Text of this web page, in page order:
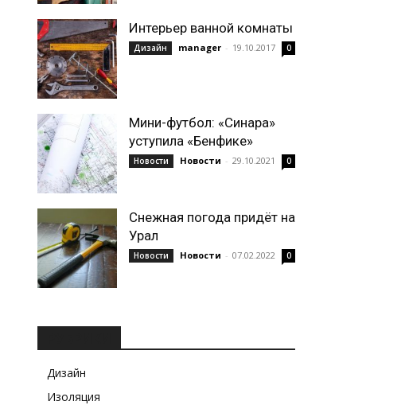
Интерьер ванной комнаты
Дизайн manager - 19.10.2017 0
Мини-футбол: «Синара»
уступила «Бенфике»
Новости Новости - 29.10.2021 0
Снежная погода придёт на
Урал
Новости Новости - 07.02.2022 0
Дизайн
Изоляция